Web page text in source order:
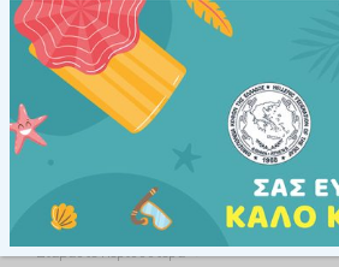
Σας ενημερώνουμε ότι το ΙΕΚ
Παρασκευής θα δέχεται εγγραφές
Πληροφορικής και
Δευτέρα 20/10/2014. Η κατάθεση
γίνεται μόνον στο ΙΕΚ
Κορίνθου και Χείρωνος (δίπλα από
Προαστιακό), τηλέφωνο: …
Διαβάστε Περισσότερα